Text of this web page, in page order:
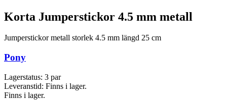
Korta Jumperstickor 4.5 mm metall
Jumperstickor metall storlek 4.5 mm längd 25 cm
Pony
Lagerstatus: 3 par
Leveranstid: Finns i lager.
Finns i lager.